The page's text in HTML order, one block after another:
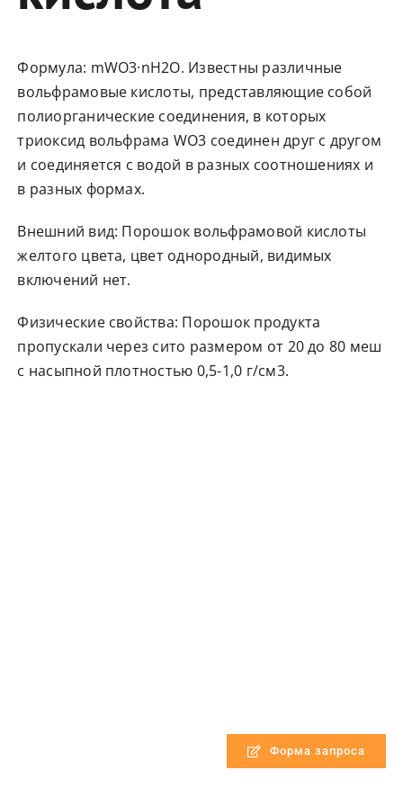
Формула: mWO3·nH2O. Известны различные
вольфрамовые кислоты, представляющие собой
полиорганические соединения, в которых
триоксид вольфрама WO3 соединен друг с другом
и соединяется с водой в разных соотношениях и
в разных формах.
Внешний вид: Порошок вольфрамовой кислоты
желтого цвета, цвет однородный, видимых
включений нет.
Физические свойства: Порошок продукта
пропускали через сито размером от 20 до 80 меш
с насыпной плотностью 0,5-1,0 г/см3.
Форма запроса